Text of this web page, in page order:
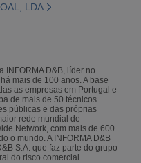
LDA
INFORMA D&B, líder no
mais de 100 anos. A base
as empresas em Portugal e
de mais de 50 técnicos
públicas e das próprias
rede mundial de
Network, com mais de 600
o mundo. A INFORMA D&B
S.A. que faz parte do grupo
do risco comercial.